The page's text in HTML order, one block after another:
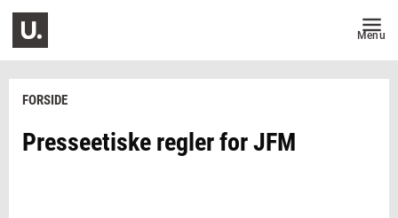
Menu
FORSIDE
Presseetiske regler for JFM